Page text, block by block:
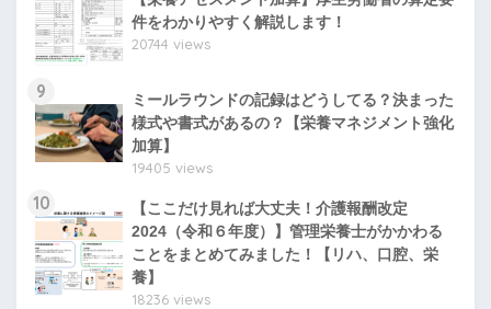
件をわかりやすく解説します！
20744 views
9
ミールラウンドの記録はどうしてる？決まった
様式や書式があるの？【栄養マネジメント強化
加算】
19405 views
10
【ここだけ見れば大丈夫！介護報酬改定
2024（令和６年度）】管理栄養士がかかわる
ことをまとめてみました！【リハ、口腔、栄
養】
18236 views